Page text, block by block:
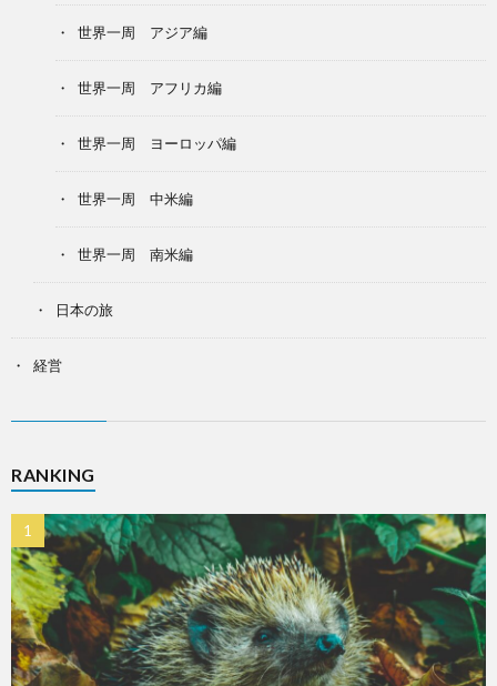
世界一周 アジア編
世界一周 アフリカ編
世界一周 ヨーロッパ編
世界一周 中米編
世界一周 南米編
日本の旅
経営
RANKING